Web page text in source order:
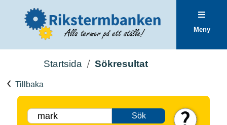
Meny
Startsida Sökresultat
Tillbaka
Sök